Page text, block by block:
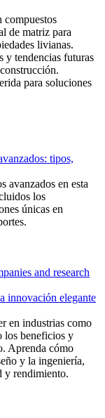
compuestos
de matriz para
livianas.
y tendencias futuras
para soluciones
tipos,
avanzados en esta
los
únicas en
innovación elegante
en industrias como
los beneficios y
Aprenda cómo
y la ingeniería,
y rendimiento.